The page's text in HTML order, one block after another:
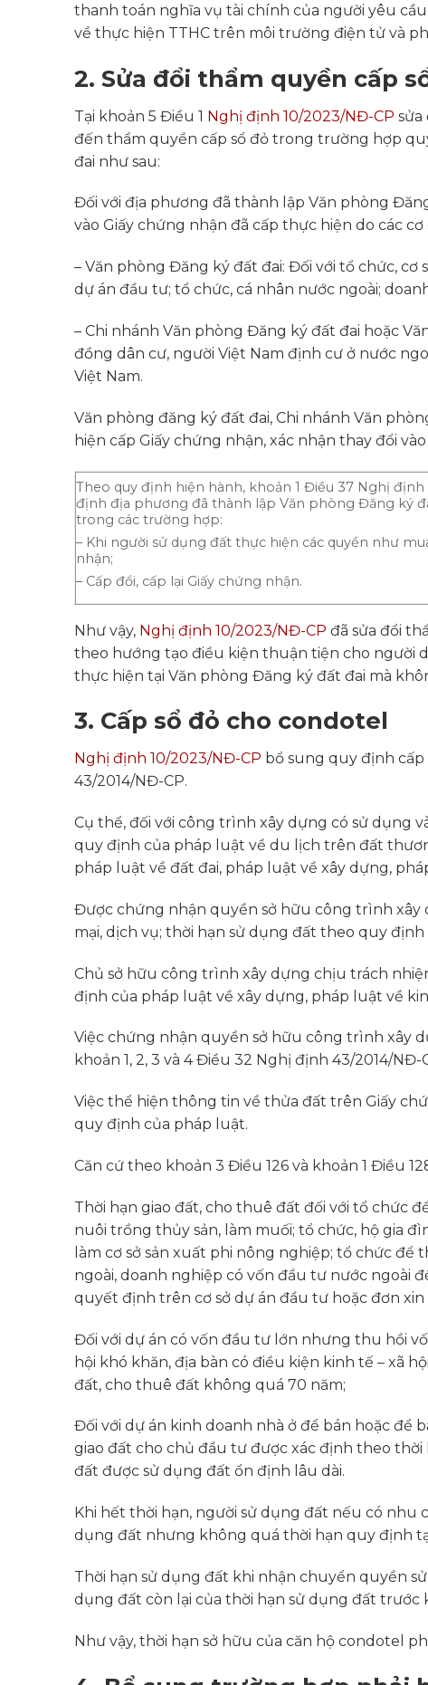
thanh toán nghĩa vụ tài chính của người yêu
về thực hiện TTHC trên môi trường điện tử và
2. Sửa đổi thẩm quyền cấp
Tại khoản 5 Điều 1 Nghị định 10/2023/NĐ-CP sửa
đến thẩm quyền cấp sổ đỏ trong trường hợp
đai như sau:
Đối với địa phương đã thành lập Văn phòng
vào Giấy chứng nhận đã cấp thực hiện do các
– Văn phòng Đăng ký đất đai: Đối với tổ chức,
dự án đầu tư; tổ chức, cá nhân nước ngoài;
– Chi nhánh Văn phòng Đăng ký đất đai hoặc
đồng dân cư, người Việt Nam định cư ở nước
Việt Nam.
Văn phòng đăng ký đất đai, Chi nhánh Văn
hiện cấp Giấy chứng nhận, xác nhận thay đổi
Theo quy định hiện hành, khoản 1 Điều 37 Nghị
định địa phương đã thành lập Văn phòng Đăng ký
trong các trường hợp:
– Khi người sử dụng đất thực hiện các quyền như
nhận;
– Cấp đổi, cấp lại Giấy chứng nhận.
Như vậy, Nghị định 10/2023/NĐ-CP đã sửa đổi
theo hướng tạo điều kiện thuận tiện cho người
thực hiện tại Văn phòng Đăng ký đất đai mà
3. Cấp sổ đỏ cho condotel
Nghị định 10/2023/NĐ-CP bổ sung quy định
43/2014/NĐ-CP.
Cụ thể, đối với công trình xây dựng có sử
quy định của pháp luật về du lịch trên đất
pháp luật về đất đai, pháp luật về xây dựng,
Được chứng nhận quyền sở hữu công trình
mại, dịch vụ; thời hạn sử dụng đất theo quy
Chủ sở hữu công trình xây dựng chịu trách
định của pháp luật về xây dựng, pháp luật về
Việc chứng nhận quyền sở hữu công trình xây
khoản 1, 2, 3 và 4 Điều 32 Nghị định 43/2014/NĐ-
Việc thể hiện thông tin về thửa đất trên Giấy
quy định của pháp luật.
Căn cứ theo khoản 3 Điều 126 và khoản 1 Điều
Thời hạn giao đất, cho thuê đất đối với tổ chức
nuôi trồng thủy sản, làm muối; tổ chức, hộ gia
làm cơ sở sản xuất phi nông nghiệp; tổ chức
ngoài, doanh nghiệp có vốn đầu tư nước ngoài
quyết định trên cơ sở dự án đầu tư hoặc đơn
Đối với dự án có vốn đầu tư lớn nhưng thu hồi
hội khó khăn, địa bàn có điều kiện kinh tế – xã
đất, cho thuê đất không quá 70 năm;
Đối với dự án kinh doanh nhà ở để bán hoặc
giao đất cho chủ đầu tư được xác định theo
đất được sử dụng đất ổn định lâu dài.
Khi hết thời hạn, người sử dụng đất nếu có nhu
dụng đất nhưng không quá thời hạn quy định
Thời hạn sử dụng đất khi nhận chuyển quyền
dụng đất còn lại của thời hạn sử dụng đất
Như vậy, thời hạn sở hữu của căn hộ condotel